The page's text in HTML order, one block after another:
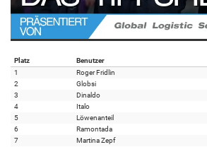
Platz Benutzer
1
Roger Fridlin
2
Globsi
3
Dinaldo
4
Italo
5
Löwenanteil
6
Ramontada
7
Martina Zepf